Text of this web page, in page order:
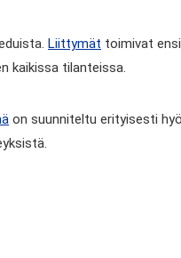
Liittymät toimivat
kaikissa tilanteissa.
on suunniteltu erityisesti